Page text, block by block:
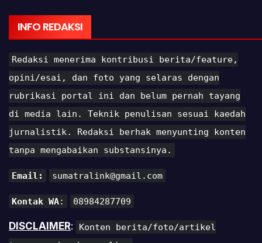
INFO REDAKSI
Redaksi menerima kontribusi berita/feature,
opini/esai, dan foto yang selaras dengan
rubrikasi portal ini dan belum pernah tayang
di media lain. Teknik penulisan sesuai kaedah
jurnalistik. Redaksi berhak menyunting konten
tanpa mengabaikan substansinya.
Email: sumatralink@gmail.com
Kontak WA: 08984287709
DISCLAIMER:
Konten berita/foto/artikel